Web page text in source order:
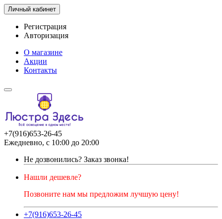
Личный кабинет
Регистрация
Авторизация
О магазине
Акции
Контакты
+7(916)653-26-45
Ежедневно, с 10:00 до 20:00
Не дозвонились? Заказ звонка!
Нашли дешевле?
Позвоните нам мы предложим лучшую цену!
+7(916)653-26-45